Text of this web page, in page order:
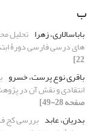
ب
باباسالاری، زهرا تحلیل
های درسی فارسی دورۀ
22]
باقری نوع پرست، خسرو
انتقادی و نقش آن در
صفحه 28-49]
بدریان، عابد بررسی کج